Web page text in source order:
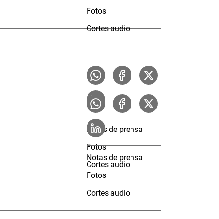
Fotos
Cortes audio
Notas de prensa
Fotos
Cortes audio
Notas de prensa
Fotos
Cortes audio